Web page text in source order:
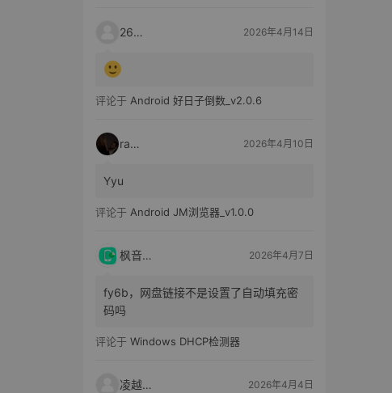
2603 2026年4月14日
评论于 Android 好日子倒数_v2.0.6
raka 2026年4月10日
Yyu
评论于 Android JM浏览器_v1.0.0
枫音应用 2026年4月7日
fy6b，网盘链接不是设置了自动填充密
码吗
评论于 Windows DHCP检测器
凌越电子 2026年4月4日